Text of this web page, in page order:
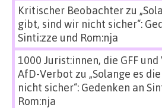
Kritischer Beobachterzu
gibt, sind wir nicht sicher“:
Sinti:zze und Rom:nja
1000 Jurist:innen, die GFF
AfD-Verbot zu „Solange es
nicht sicher“: Gedenken an
Rom:nja